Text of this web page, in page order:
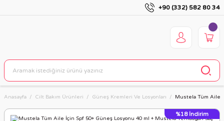
+90 (332) 582 80 34
Anasayfa Cilt Bakım Ürünleri Güneş Kremleri Ve Losyonları Mustela Tüm Aile
%18 İndirim